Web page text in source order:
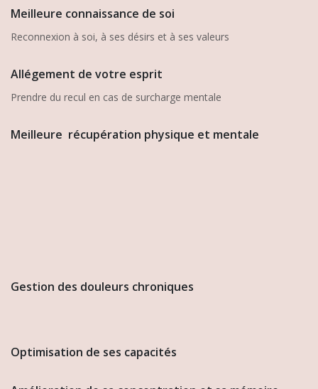
Meilleure connaissance de soi
Reconnexion à soi, à ses désirs et à ses valeurs
Allégement de votre esprit
Prendre du recul en cas de surcharge mentale
Meilleure récupération physique et mentale
Gestion des douleurs chroniques
Optimisation de ses capacités